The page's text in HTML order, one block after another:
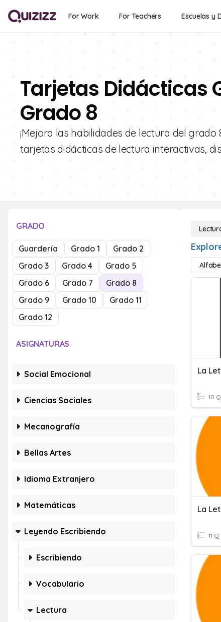
For Work For Teachers Escuelas y
Tarjetas Didácticas
Grado 8
¡Mejora las habilidades de lectura del
tarjetas didácticas de lectura interactivas,
GRADO
Guardería Grado 1
Grado 2
Grado 3
Grado 4
Grado 5
Grado 6
Grado 7
Grado 8
Grado 9
Grado 10
Grado 11
Grado 12
ASIGNATURAS
Social Emocional
Ciencias Sociales
Mecanografía
Bellas Artes
Idioma Extranjero
Matemáticas
Leyendo Escribiendo
Escribiendo
Vocabulario
Lectura
La
10 Q
La
11 Q